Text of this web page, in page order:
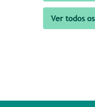
Ver todos